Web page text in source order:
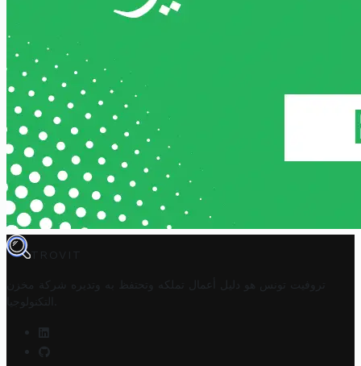
TROVIT
تروفيت تونس هو دليل أعمال تملكه وتحتفظ به وتديره
شركة مخزن
التكنولوجيا